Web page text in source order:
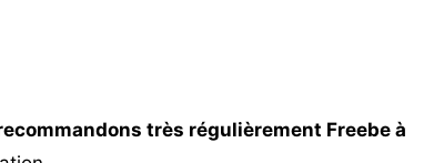
très régulièrement Freebe à